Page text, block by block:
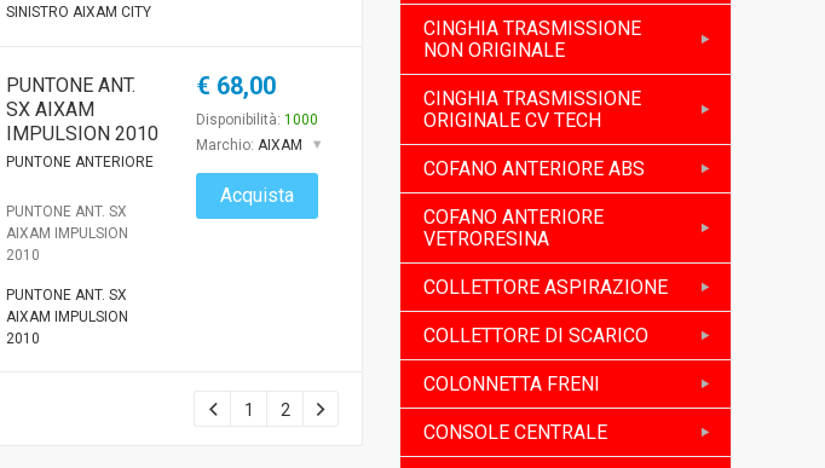
SINISTRO AIXAM CITY
PUNTONE ANT.
SX AIXAM
IMPULSION 2010
PUNTONE ANTERIORE
PUNTONE ANT. SX
AIXAM IMPULSION
2010
PUNTONE ANT. SX
AIXAM IMPULSION
2010
€ 68,00
Disponibilità: 1000
Marchio: AIXAM
Acquista
1 2
CINGHIA TRASMISSIONE
NON ORIGINALE
CINGHIA TRASMISSIONE
ORIGINALE CV TECH
COFANO ANTERIORE ABS
COFANO ANTERIORE
VETRORESINA
COLLETTORE ASPIRAZIONE
COLLETTORE DI SCARICO
COLONNETTA FRENI
CONSOLE CENTRALE